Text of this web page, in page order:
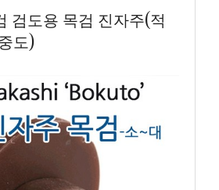
검도용 목검 진자주(적
도)